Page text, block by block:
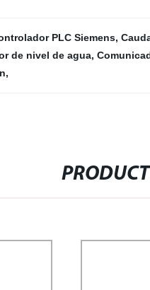
PLC Siemens,
de nivel de agua,
,